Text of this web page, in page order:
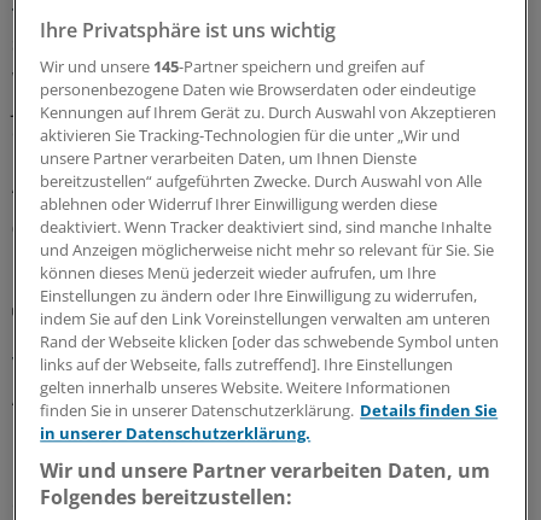
Thoraxschmerzen bei Kindern haben laut Analyse
selten kardiale Ursachen
Wird der Rettungsdienst gerufen, weil ein Kind oder ein
Jugendlicher plötzlich unter Thoraxschmerzen leidet, ist
die Ursache meistens gutartig und selten kardialen
Ursprungs. Auffällige Vitalparameter sind jedoch ein
Alarmzeichen.
05.08.2026
Klug entscheiden
Neue Empfehlung zur Erfassung und Therapie
von Mangelernährung bei Tumorerkrankungen
Ab der Diagnose einer Tumorerkrankung soll der
Ernährungsstatus mit validierten Assessment-Tools
regelmäßig erfasst werden und bei einer
Mangelernährung eine Ernährungsintervention
empfohlen werden.
Ihre Privatsphäre ist uns wichtig
Wir und unsere 145-Partner speichern und greifen auf
personenbezogene Daten wie Browserdaten oder eindeutige
Kennungen auf Ihrem Gerät zu. Durch Auswahl von Akzeptieren
aktivieren Sie Tracking-Technologien für die unter „Wir und
unsere Partner verarbeiten Daten, um Ihnen Dienste
bereitzustellen“ aufgeführten Zwecke. Durch Auswahl von Alle
ablehnen oder Widerruf Ihrer Einwilligung werden diese
deaktiviert. Wenn Tracker deaktiviert sind, sind manche Inhalte
und Anzeigen möglicherweise nicht mehr so relevant für Sie. Sie
können dieses Menü jederzeit wieder aufrufen, um Ihre
Einstellungen zu ändern oder Ihre Einwilligung zu widerrufen,
indem Sie auf den Link Voreinstellungen verwalten am unteren
Rand der Webseite klicken [oder das schwebende Symbol unten
links auf der Webseite, falls zutreffend]. Ihre Einstellungen
gelten innerhalb unseres Website. Weitere Informationen
finden Sie in unserer Datenschutzerklärung. Details finden Sie
in unserer Datenschutzerklärung.
Wir und unsere Partner verarbeiten Daten, um
Folgendes bereitzustellen: